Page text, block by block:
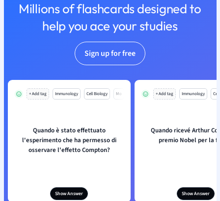
Millions of flashcards designed to
help you ace your studies
Sign up for free
+ Add tag Immunology Cell Biology Mo
Quando è stato effettuato
l'esperimento che ha permesso di
osservare l'effetto Compton?
Show Answer
+ Add tag Immunology
Quando ricevé Arthur
premio Nobel per la
Show Answer